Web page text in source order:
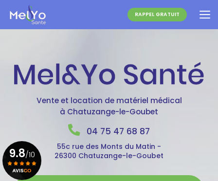
contenu
principal
RAPPEL GRATUIT
Vente et location de matériel médical
à Chatuzange-le-Goubet
04 75 47 68 87
55c rue des Monts du Matin -
26300 Chatuzange-le-Goubet
9.8/10